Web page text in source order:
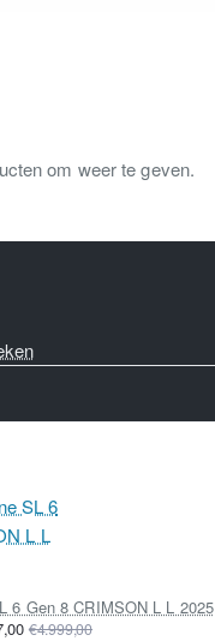
om weer te geven.
6 Gen 8 CRIMSON L L 2025
€4.999,00